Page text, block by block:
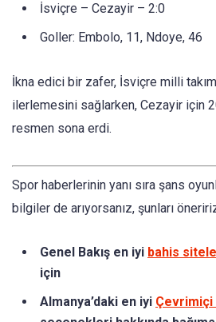
İsviçre – Cezayir – 2:0
Goller: Embolo, 11, Ndoye, 46
İkna edici bir zafer, İsviçre milli
ilerlemesini sağlarken, Cezayir için
resmen sona erdi.
Spor haberlerinin yanı sıra şans
bilgiler de arıyorsanız, şunları
Genel Bakış en iyi bahis
için
Almanya’daki en iyi Çevrimiçi